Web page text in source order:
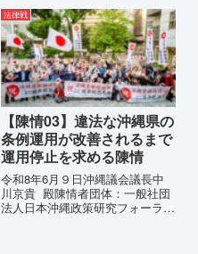
テルを貼りたい本当の理由「なぜ
沖縄県庁は、法を無視してまで私
を封じ込めようとするのか。」そ
の理由は明確です。県政が統治
の...
法律戦
【陳情03】違法な沖縄県の
条例運用が改善されるまで
運用停止を求める陳情
令和8年6月９日沖縄議会議長中
川京貴 殿陳情者団体：一般社団
法人日本沖縄政策研究フォーラム